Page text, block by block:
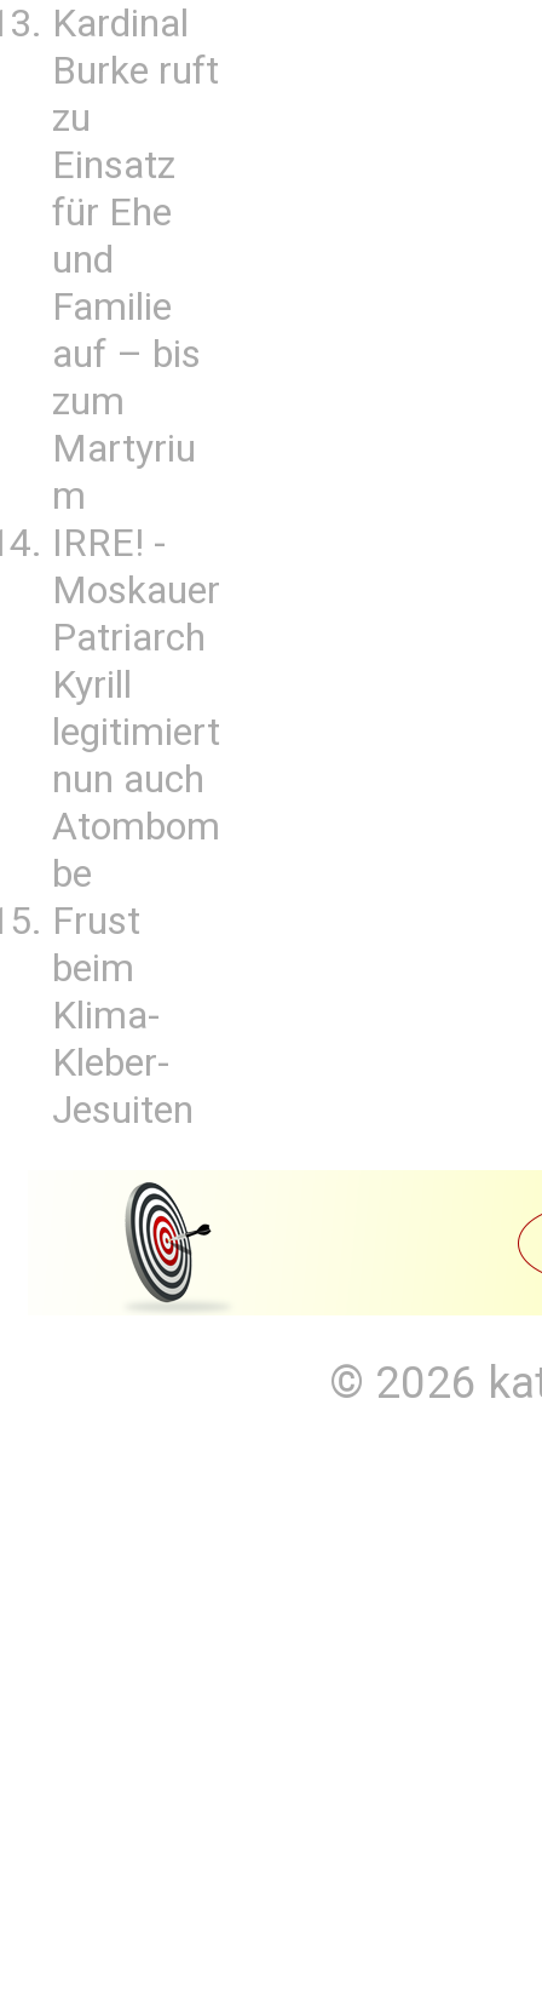
Kardinal
Burke ruft
zu
Einsatz
für Ehe
und
Familie
auf – bis
zum
Martyriu
m
IRRE! -
Moskauer
Patriarch
Kyrill
legitimiert
nun auch
Atombom
be
Frust
beim
Klima-
Kleber-
Jesuiten
© 2026